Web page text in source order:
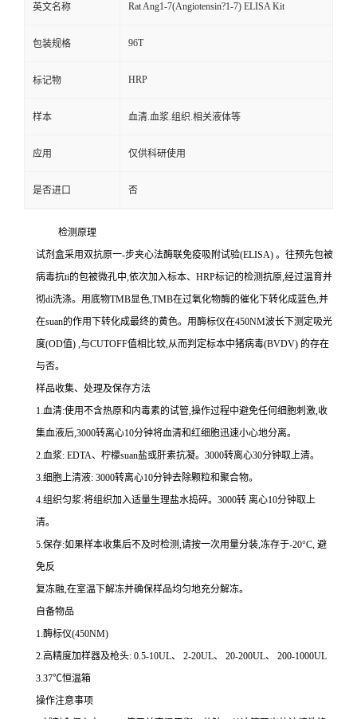
英文名称 Rat Ang1-7(Angiotensin?1-7) ELISA Kit
包装规格 96T
标记物 HRP
样本 血清.血浆.组织.相关液体等
应用 仅供科研使用
是否进口 否
检测原理
试剂盒采用双抗原一-步夹心法酶联免疫吸附试验(ELISA) 。往预先包被
病毒抗ti的包被微孔中,依次加入标本、 HRP标记的检测抗原,经过温育并
彻di洗涤。用底物TMB显色,TMB在过氧化物酶的催化下转化成蓝色,并
在suan的作用下转化成最终的黄色。用酶标仪在450NM波长下测定吸光
度(OD值) ,与CUTOFF值相比较,从而判定标本中猪病毒(BVDV) 的存在
与否。
样品收集、处理及保存方法
1.血清:使用不含热原和内毒素的试管,操作过程中避免任何细胞刺激,收
集血液后,3000转离心10分钟将血清和红细胞迅速小心地分离。
2.血浆: EDTA、柠檬suan盐或肝素抗凝。 3000转离心30分钟取上清。
3.细胞上清液: 3000转离心10分钟去除颗粒和聚合物。
4.组织匀浆:将组织加入适量生理盐水捣碎。 3000转 离心10分钟取上
清。
5.保存:如果样本收集后不及时检测,请按一次用量分装,冻存于-20°C, 避
免反
复冻融,在室温下解冻并确保样品均匀地充分解冻。
自备物品
1.酶标仪(450NM)
2.高精度加样器及枪头: 0.5-10UL、 2-20UL、 20-200UL、 200-1000UL
3.37℃恒温箱
操作注意事项